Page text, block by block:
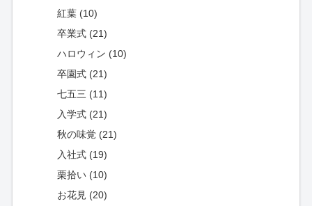
紅葉 (10)
卒業式 (21)
ハロウィン (10)
卒園式 (21)
七五三 (11)
入学式 (21)
秋の味覚 (21)
入社式 (19)
栗拾い (10)
お花見 (20)